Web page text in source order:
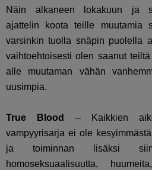
Näin alkaneen lokakuun ja
ajattelin koota teille muutamia
varsinkin tuolla snäpin puolella
vaihtoehtoisesti olen saanut
alle muutaman vähän
uusimpia.
True Blood
– Kaikkien
vampyyrisarja ei ole
ja toiminnan lisäksi
homoseksuaalisuutta,